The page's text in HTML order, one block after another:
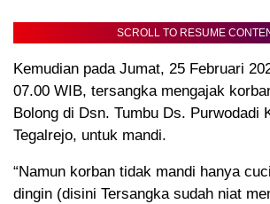
SCROLL TO RESUME
Kemudian pada Jumat, 25 Februari
07.00 WIB, tersangka mengajak
Bolong di Dsn. Tumbu Ds. Purwodadi
Tegalrejo, untuk mandi.
“Namun korban tidak mandi hanya
dingin (disini Tersangka sudah niat